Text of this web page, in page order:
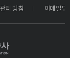
리 방침 이메일무